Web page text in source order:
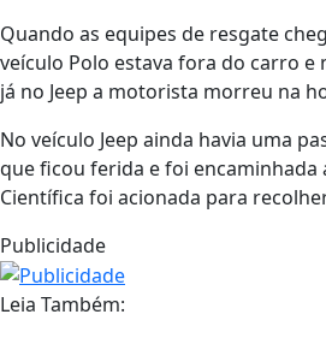
Quando as equipes de resgate
veículo Polo estava fora do carro
já no Jeep a motorista morreu na
No veículo Jeep ainda havia uma
que ficou ferida e foi encaminhada
Científica foi acionada para
Publicidade
Leia Também: